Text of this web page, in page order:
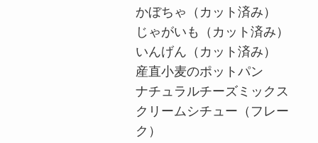
かぼちゃ（カット済み）
じゃがいも（カット済み）
いんげん（カット済み）
産直小麦のポットパン
ナチュラルチーズミックス
クリームシチュー（フレー
ク）